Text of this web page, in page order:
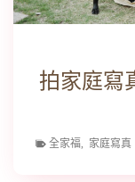
拍家庭寫
全家福 家庭寫真